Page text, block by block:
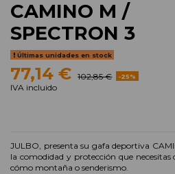
CAMINO M /
SPECTRON 3
Últimas unidades en stock
77,14 € 102,85 € -25%
IVA incluido
JULBO, presenta su gafa deportiva
la comodidad y protección que
cómo montaña o senderismo.